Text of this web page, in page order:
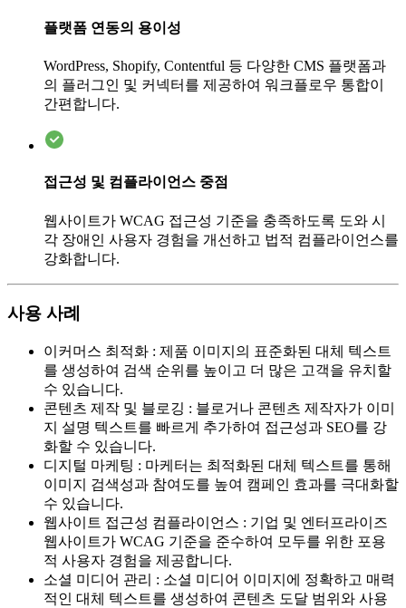
플랫폼 연동의 용이성
WordPress, Shopify, Contentful 등 다양한 CMS 플랫폼과
의 플러그인 및 커넥터를 제공하여 워크플로우 통합이
간편합니다.
접근성 및 컴플라이언스 중점
웹사이트가 WCAG 접근성 기준을 충족하도록 도와 시
각 장애인 사용자 경험을 개선하고 법적 컴플라이언스를
강화합니다.
사용 사례
이커머스 최적화 : 제품 이미지의 표준화된 대체 텍스트
를 생성하여 검색 순위를 높이고 더 많은 고객을 유치할
수 있습니다.
콘텐츠 제작 및 블로깅 : 블로거나 콘텐츠 제작자가 이미
지 설명 텍스트를 빠르게 추가하여 접근성과 SEO를 강
화할 수 있습니다.
디지털 마케팅 : 마케터는 최적화된 대체 텍스트를 통해
이미지 검색성과 참여도를 높여 캠페인 효과를 극대화할
수 있습니다.
웹사이트 접근성 컴플라이언스 : 기업 및 엔터프라이즈
웹사이트가 WCAG 기준을 준수하여 모두를 위한 포용
적 사용자 경험을 제공합니다.
소셜 미디어 관리 : 소셜 미디어 이미지에 정확하고 매력
적인 대체 텍스트를 생성하여 콘텐츠 도달 범위와 사용